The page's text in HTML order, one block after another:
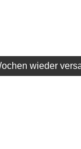
wieder